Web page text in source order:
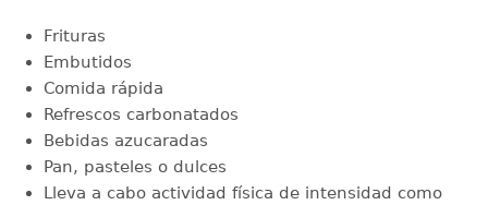
Frituras
Embutidos
Comida rápida
Refrescos carbonatados
Bebidas azucaradas
Pan, pasteles o dulces
Lleva a cabo actividad física de intensidad como